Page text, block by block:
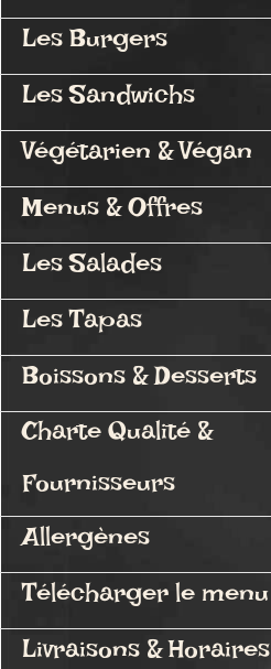
Les Burgers
Les Sandwichs
Végétarien & Végan
Menus & Offres
Les Salades
Les Tapas
Boissons & Desserts
Charte Qualité &
Fournisseurs
Allergènes
Télécharger le menu
Livraisons & Horaires